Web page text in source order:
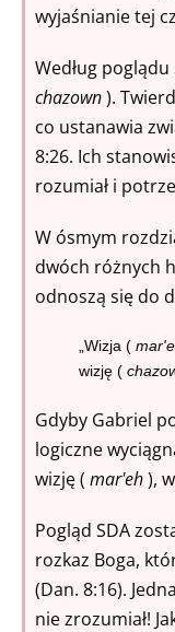
wyjaśnianie tej
Według poglądu
chazown).
co ustanawia
8:26. Ich
rozumiał i
W ósmym
dwóch różnych
odnoszą się do
„Wizja (
wizję (
Gdyby Gabriel
logiczne
wizję ( mar'eh),
Pogląd SDA
rozkaz Boga,
(Dan. 8:16).
nie zrozumiał!